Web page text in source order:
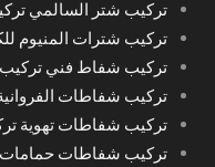
تركيب شتر السالمي
تركيب شترات المنيوم
تركيب شفاط فني
تركيب شفاطات
تركيب شفاطات تهوية
تركيب شفاطات